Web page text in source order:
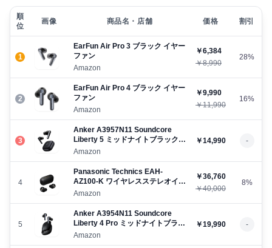
順
位
画像 商品名・店舗 価格 割引
1
EarFun Air Pro 3 ブラック イヤー
ファン
Amazon
￥6,384
￥8,990
28%
2
EarFun Air Pro 4 ブラック イヤー
ファン
Amazon
￥9,990
￥11,990
16%
3
Anker A3957N11 Soundcore
Liberty 5 ミッドナイトブラック
アンカー
Amazon
￥14,990 -
4
Panasonic Technics EAH-
AZ100-K ワイヤレスステレオイン
サイドホン ブラック パナソニッ
Amazon
￥36,760
￥40,000
8%
5
Anker ‎A3954N11 Soundcore
Liberty 4 Pro ミッドナイトブラッ
ク アンカー
Amazon
￥19,990 -